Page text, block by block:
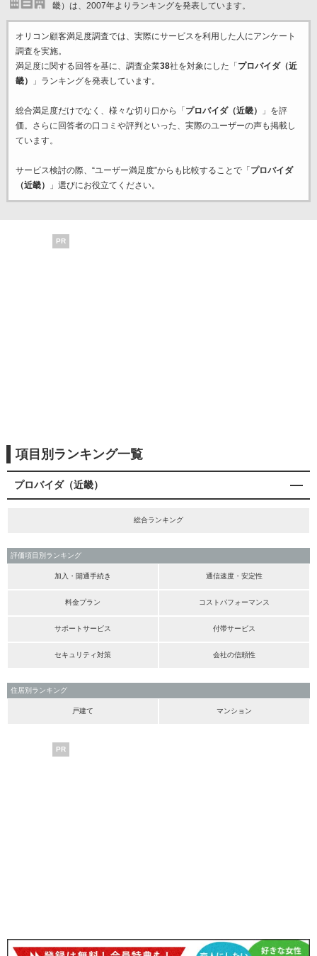
畿）は、2007年よりランキングを発表しています。
オリコン顧客満足度調査では、実際にサービスを利用した 人にアンケート
調査を実施。
満足度に関する回答を基に、調査企業38社を対象にした「 プロバイダ（近
畿）
」ランキングを発表しています。
総合満足度だけでなく、様々な切り口から「 プロバイダ（近畿）
」を評
価。さらに回答者の口コミや評判といった、実際のユーザーの声も掲載し
ています。
サービス検討の際、“ユーザー満足度”からも比較することで「 プロバイダ
（近畿）
」選びにお役立てください。
PR
項目別ランキング一覧
プロバイダ（近畿）
総合ランキング
評価項目別ランキング
加入・開通手続き 通信速度・安定性
料金プラン コストパフォーマンス
サポートサービス 付帯サービス
セキュリティ対策 会社の信頼性
住居別ランキング
戸建て マンション
PR